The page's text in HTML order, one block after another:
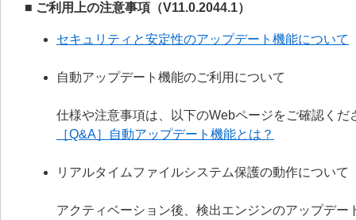
■ ご利用上の注意事項（V11.0.2044.1）
セキュリティと安定性のアップデート機能について
自動アップデート機能のご利用について
仕様や注意事項は、以下のWebページをご確認くだ
［Q&A］自動アップデート機能とは？
リアルタイムファイルシステム保護の動作について
アクティベーション後、検出エンジンのアップデ